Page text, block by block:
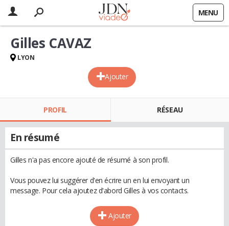
MENU
Ajouter
Gilles CAVAZ
LYON
PROFIL RÉSEAU
En résumé
Gilles n'a pas encore ajouté de résumé à son profil.
Vous pouvez lui suggérer d'en écrire un en lui envoyant un
message. Pour cela ajoutez d'abord Gilles à vos contacts.
Ajouter